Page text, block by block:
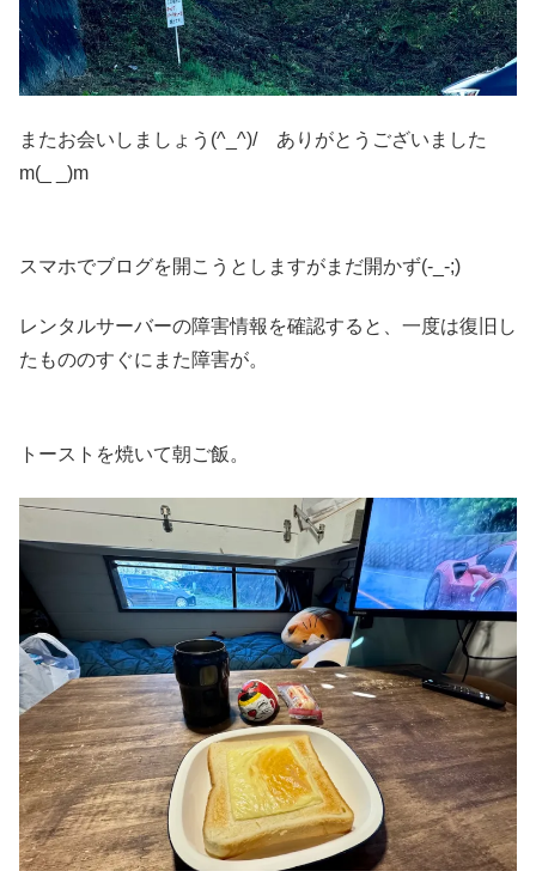
またお会いしましょう(^_^)/ ありがとうございました
m(_ _)m
スマホでブログを開こうとしますがまだ開かず(-_-;)
レンタルサーバーの障害情報を確認すると、一度は復旧し
たもののすぐにまた障害が。
トーストを焼いて朝ご飯。